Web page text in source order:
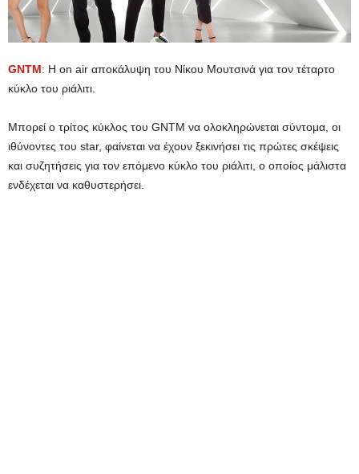
GNTM: Η on air αποκάλυψη του Νίκου Μουτσινά για τον τέταρτο
κύκλο του ριάλιτι.
Μπορεί ο τρίτος κύκλος του GNTM να ολοκληρώνεται σύντομα, οι
ιθύνοντες του star, φαίνεται να έχουν ξεκινήσει τις πρώτες σκέψεις
και συζητήσεις για τον επόμενο κύκλο του ριάλιτι, ο οποίος μάλιστα
ενδέχεται να καθυστερήσει.